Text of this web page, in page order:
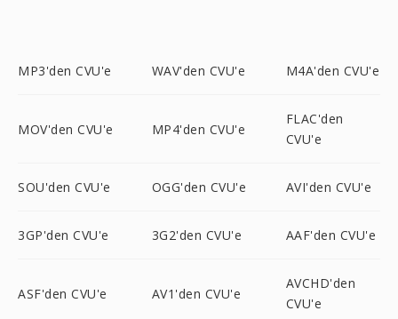
MP3'den CVU'e WAV'den CVU'e M4A'den CVU'e
MOV'den CVU'e MP4'den CVU'e
FLAC'den
CVU'e
SOU'den CVU'e OGG'den CVU'e AVI'den CVU'e
3GP'den CVU'e 3G2'den CVU'e AAF'den CVU'e
ASF'den CVU'e AV1'den CVU'e
AVCHD'den
CVU'e